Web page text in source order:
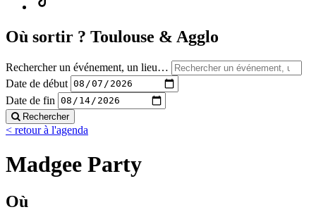
Où sortir ? Toulouse & Agglo
Rechercher un événement, un lieu…
Date de début
Date de fin
Rechercher
< retour à l'agenda
Madgee Party
Où